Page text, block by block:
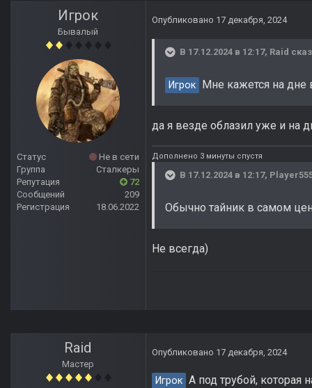
Игрок
Бывалый
Статус
Не в сети
Группа
Сталкеры
Репутация
72
Сообщений
209
Регистрация
18.06.2022
Опубликовано 17 декабря, 2024
В 17.12.2024 в 12:17, Raid
Игрок Мне кажется на
да я везде облазил уже и на
Дополнено 3 минуты спустя
В 17.12.2024 в 12:17,
Обычно тайник в самом
Не всегда)
Raid
Мастер
Опубликовано 17 декабря, 2024
Игрок А под трубой, которая